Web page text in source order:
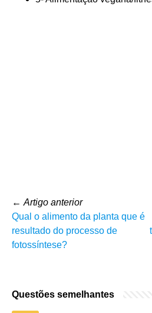
← Artigo anterior
Qual o alimento da planta que é
resultado do processo de
fotossíntese?
Questões semelhantes